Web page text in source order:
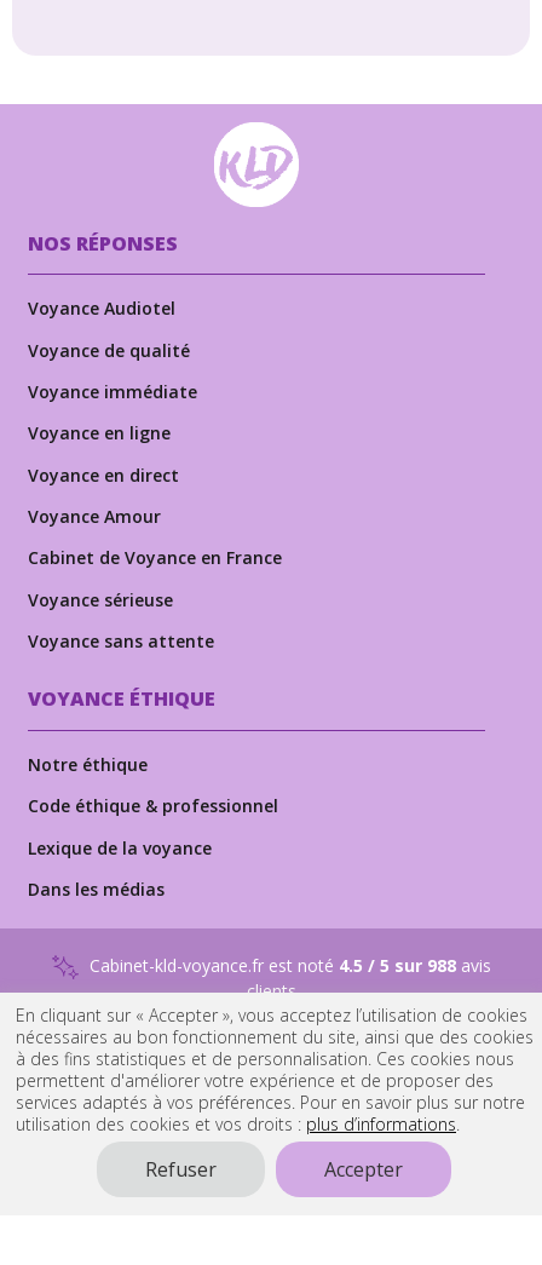
NOS RÉPONSES
Voyance Audiotel
Voyance de qualité
Voyance immédiate
Voyance en ligne
Voyance en direct
Voyance Amour
Cabinet de Voyance en France
Voyance sérieuse
Voyance sans attente
VOYANCE ÉTHIQUE
Notre éthique
Code éthique & professionnel
Lexique de la voyance
Dans les médias
Cabinet-kld-voyance.fr est noté 4.5 / 5 sur 988avis
clients
NOUS RECRUTONSDES VOYANTS PROFESSIONNELS
© 2015 - 2026 Tous droits réservés
Suivez-nous sur
Suivez-nous sur
Youtube
En cliquant sur « Accepter », vous acceptez l’utilisation de cookies
nécessaires au bon fonctionnement du site, ainsi que des cookies
à des fins statistiques et de personnalisation. Ces cookies nous
permettent d'améliorer votre expérience et de proposer des
services adaptés à vos préférences. Pour en savoir plus sur notre
utilisation des cookies et vos droits : plus d’informations.
Refuser Accepter